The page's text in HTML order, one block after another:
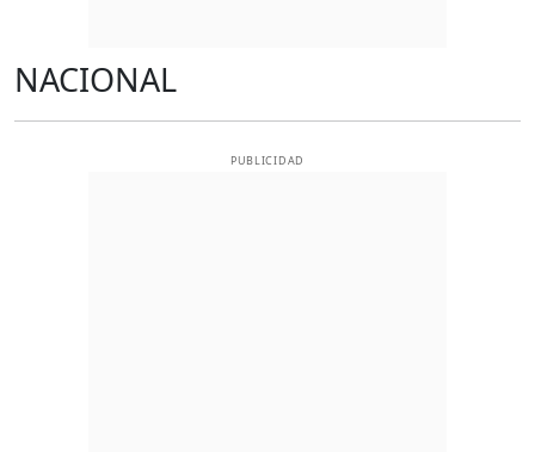
NACIONAL
PUBLICIDAD